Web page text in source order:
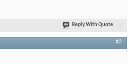
Reply With Quote
#2